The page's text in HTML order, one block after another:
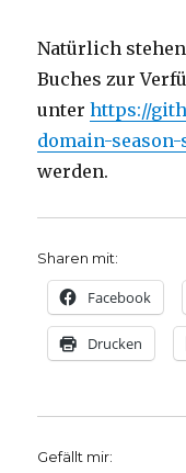
Natürlich
Buches zur
unterhttps://
domain-season-
werden.
Sharen mit:
Facebook
Drucken
Gefällt mir: